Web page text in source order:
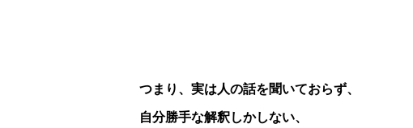
つまり、実は人の話を聞いておらず、
自分勝手な解釈しかしない、